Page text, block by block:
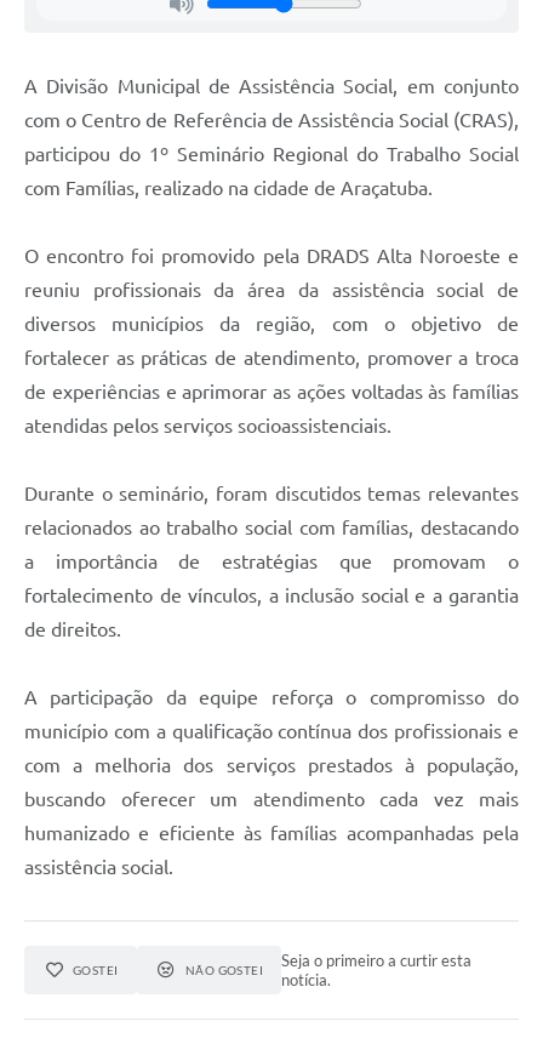
A Divisão Municipal de Assistência Social, em conjunto
com o Centro de Referência de Assistência Social (CRAS),
participou do 1º Seminário Regional do Trabalho Social
com Famílias, realizado na cidade de Araçatuba.
O encontro foi promovido pela DRADS Alta Noroeste e
reuniu profissionais da área da assistência social de
diversos municípios da região, com o objetivo de
fortalecer as práticas de atendimento, promover a troca
de experiências e aprimorar as ações voltadas às famílias
atendidas pelos serviços socioassistenciais.
Durante o seminário, foram discutidos temas relevantes
relacionados ao trabalho social com famílias, destacando
a importância de estratégias que promovam o
fortalecimento de vínculos, a inclusão social e a garantia
de direitos.
A participação da equipe reforça o compromisso do
município com a qualificação contínua dos profissionais e
com a melhoria dos serviços prestados à população,
buscando oferecer um atendimento cada vez mais
humanizado e eficiente às famílias acompanhadas pela
assistência social.
GOSTEI NÃO GOSTEI
Seja o primeiro a curtir esta
notícia.